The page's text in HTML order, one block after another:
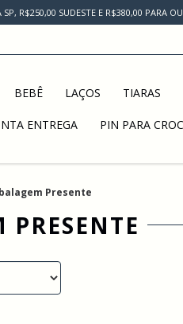
R$250,00 SUDESTE E R$380,00 PARA
BEBÊ LAÇOS TIARAS
ENTREGA PIN PARA
Presente
PRESENTE